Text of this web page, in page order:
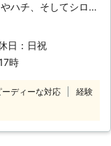
ハチ、そしてシロア
害です。そして特に
リはなかなか気付き
与える被害が甚大な
ものと言えます。し
なかなか効果が出な
日：日祝
時
ーディーな対応
経験